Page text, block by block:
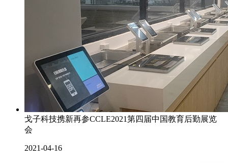
戈子科技携新再参CCLE2021第四届中国教育后勤展览
会
2021-04-16